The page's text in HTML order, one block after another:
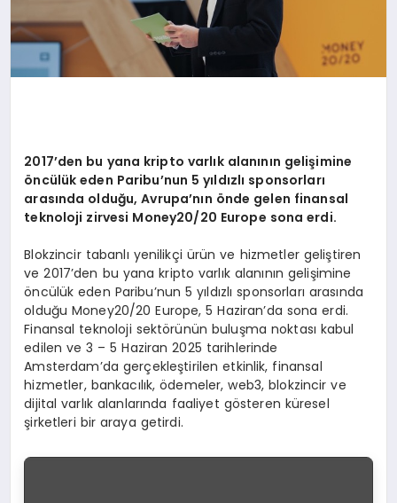
2017’den bu yana kripto varlık alanının gelişimine
öncülük eden Paribu’nun 5 yıldızlı sponsorları
arasında olduğu, Avrupa’nın önde gelen finansal
teknoloji zirvesi Money20/20 Europe sona erdi.
Blokzincir tabanlı yenilikçi ürün ve hizmetler geliştiren
ve 2017’den bu yana kripto varlık alanının gelişimine
öncülük eden Paribu’nun 5 yıldızlı sponsorları arasında
olduğu Money20/20 Europe, 5 Haziran’da sona erdi.
Finansal teknoloji sektörünün buluşma noktası kabul
edilen ve 3 – 5 Haziran 2025 tarihlerinde
Amsterdam’da gerçekleştirilen etkinlik, finansal
hizmetler, bankacılık, ödemeler, web3, blokzincir ve
dijital varlık alanlarında faaliyet gösteren küresel
şirketleri bir araya getirdi.